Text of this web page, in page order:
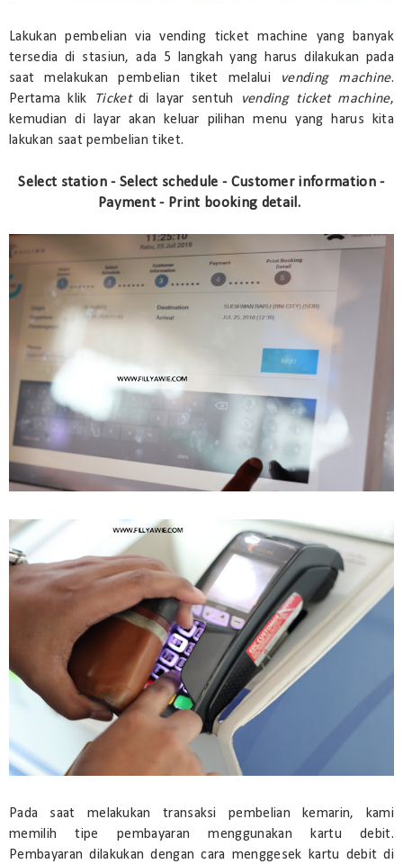
Lakukan pembelian via vending ticket machine yang banyak
tersedia di stasiun, ada 5 langkah yang harus dilakukan pada
saat melakukan pembelian tiket melalui
vending machine.
Pertama klik
Ticketdi layar sentuh vending ticket machine,
kemudian di layar akan keluar pilihan menu yang harus kita
lakukan saat pembelian tiket.
Select station - Select schedule - Customer information -
Payment - Print booking detail.
Pada saat melakukan transaksi pembelian kemarin, kami
memilih tipe pembayaran menggunakan kartu debit.
Pembayaran dilakukan dengan cara menggesek kartu debit di